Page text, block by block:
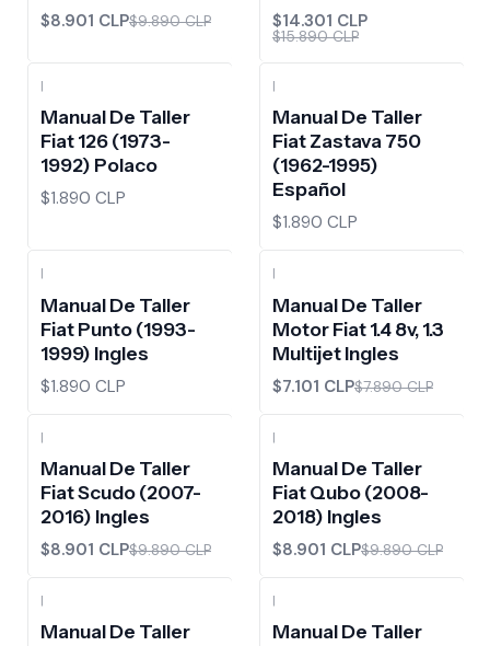
$8.901 CLP$9.890 CLP $14.301 CLP
$15.890 CLP
|
Manual De Taller
Fiat 126 (1973-
1992) Polaco
$1.890 CLP
|
Manual De Taller
Fiat Zastava 750
(1962-1995)
Español
$1.890 CLP
|
Manual De Taller
Fiat Punto (1993-
1999) Ingles
$1.890 CLP
|
Manual De Taller
Motor Fiat 1.4 8v, 1.3
Multijet Ingles
$7.101 CLP$7.890 CLP
|
Manual De Taller
Fiat Scudo (2007-
2016) Ingles
$8.901 CLP$9.890 CLP
|
Manual De Taller
Fiat Qubo (2008-
2018) Ingles
$8.901 CLP$9.890 CLP
|
Manual De Taller
|
Manual De Taller